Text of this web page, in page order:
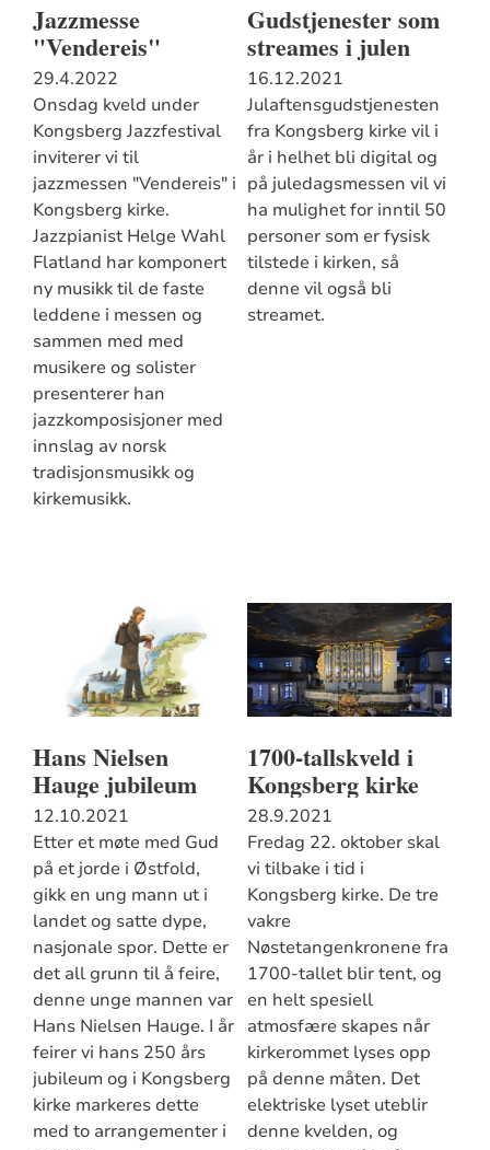
Jazzmesse
"Vendereis"
29.4.2022
Onsdag kveld under
Kongsberg Jazzfestival
inviterer vi til
jazzmessen "Vendereis" i
Kongsberg kirke.
Jazzpianist Helge Wahl
Flatland har komponert
ny musikk til de faste
leddene i messen og
sammen med med
musikere og solister
presenterer han
jazzkomposisjoner med
innslag av norsk
tradisjonsmusikk og
kirkemusikk.
Gudstjenester som
streames i julen
16.12.2021
Julaftensgudstjenesten
fra Kongsberg kirke vil i
år i helhet bli digital og
på juledagsmessen vil vi
ha mulighet for inntil 50
personer som er fysisk
tilstede i kirken, så
denne vil også bli
streamet.
Hans Nielsen
Hauge jubileum
12.10.2021
Etter et møte med Gud
på et jorde i Østfold,
gikk en ung mann ut i
landet og satte dype,
nasjonale spor. Dette er
det all grunn til å feire,
denne unge mannen var
Hans Nielsen Hauge. I år
feirer vi hans 250 års
jubileum og i Kongsberg
kirke markeres dette
med to arrangementer i
1700-tallskveld i
Kongsberg kirke
28.9.2021
Fredag 22. oktober skal
vi tilbake i tid i
Kongsberg kirke. De tre
vakre
Nøstetangenkronene fra
1700-tallet blir tent, og
en helt spesiell
atmosfære skapes når
kirkerommet lyses opp
på denne måten. Det
elektriske lyset uteblir
denne kvelden, og